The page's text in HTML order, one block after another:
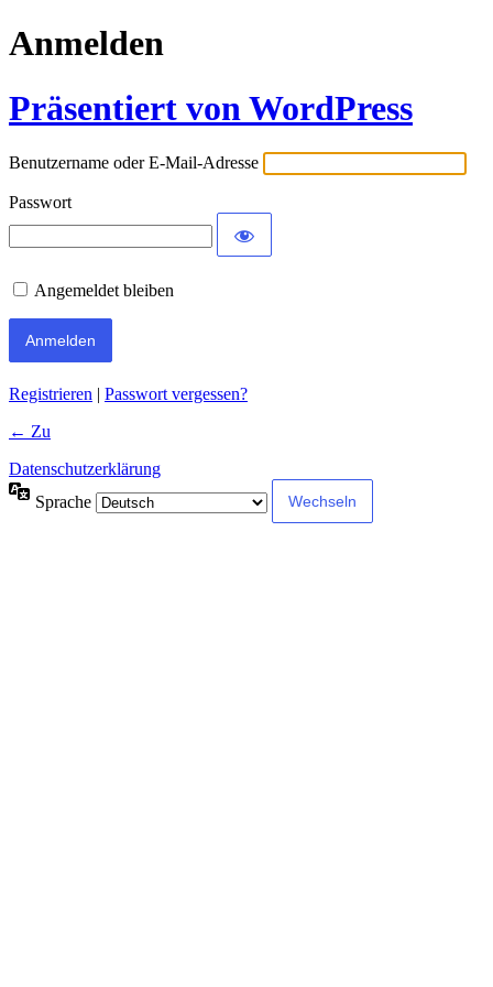
Anmelden
Präsentiert von WordPress
Benutzername oder E-Mail-Adresse
Passwort
Angemeldet bleiben
Registrieren | Passwort vergessen?
← Zu
Datenschutzerklärung
Sprache